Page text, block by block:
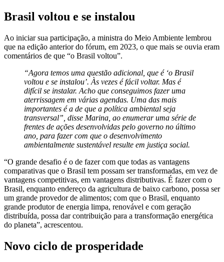
Brasil voltou e se instalou
Ao iniciar sua participação, a ministra do Meio Ambiente lembrou
que na edição anterior do fórum, em 2023, o que mais se ouvia eram
comentários de que “o Brasil voltou”.
“Agora temos uma questão adicional, que é ‘o Brasil
voltou e se instalou’. Às vezes é fácil voltar. Mas é
difícil se instalar. Acho que conseguimos fazer uma
aterrissagem em várias agendas. Uma das mais
importantes é a de que a política ambiental seja
transversal”, disse Marina, ao enumerar uma série de
frentes de ações desenvolvidas pelo governo no último
ano, para fazer com que o desenvolvimento
ambientalmente sustentável resulte em justiça social.
“O grande desafio é o de fazer com que todas as vantagens
comparativas que o Brasil tem possam ser transformadas, em vez de
vantagens competitivas, em vantagens distributivas. É fazer com o
Brasil, enquanto endereço da agricultura de baixo carbono, possa ser
um grande provedor de alimentos; com que o Brasil, enquanto
grande produtor de energia limpa, renovável e com geração
distribuída, possa dar contribuição para a transformação energética
do planeta”, acrescentou.
Novo ciclo de prosperidade